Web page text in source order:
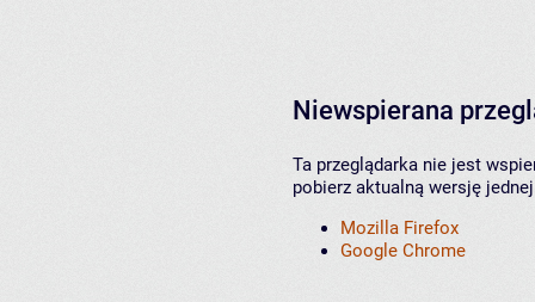
Niewspierana
Ta przeglądarka nie jest
pobierz aktualną wersję
Mozilla Firefox
Google Chrome